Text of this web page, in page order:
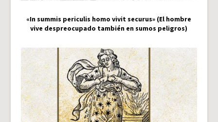
«In summis periculis homo vivit securus» (El hombre
vive despreocupado también en sumos peligros)